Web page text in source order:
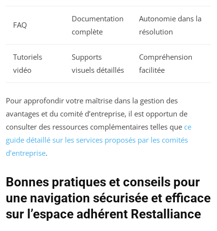
FAQ
Documentation
complète
Autonomie dans la
résolution
Tutoriels
vidéo
Supports
visuels détaillés
Compréhension
facilitée
Pour approfondir votre maîtrise dans la gestion des
avantages et du comité d’entreprise, il est opportun de
consulter des ressources complémentaires telles que ce
guide détaillé sur les services proposés par les comités
d’entreprise.
Bonnes pratiques et conseils pour
une navigation sécurisée et efficace
sur l’espace adhérent Restalliance